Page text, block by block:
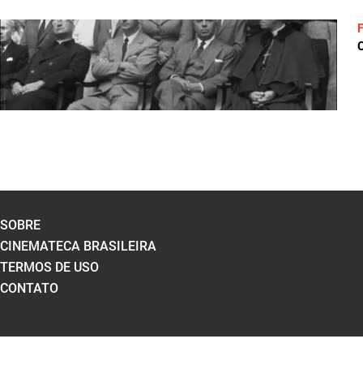
SOBRE
CINEMATECA BRASILEIRA
TERMOS DE USO
CONTATO